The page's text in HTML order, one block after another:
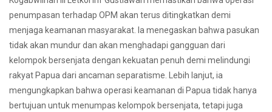
penumpasan terhadap OPM akan terus ditingkatkan demi
menjaga keamanan masyarakat. Ia menegaskan bahwa pasukan
tidak akan mundur dan akan menghadapi gangguan dari
kelompok bersenjata dengan kekuatan penuh demi melindungi
rakyat Papua dari ancaman separatisme. Lebih lanjut, ia
mengungkapkan bahwa operasi keamanan di Papua tidak hanya
bertujuan untuk menumpas kelompok bersenjata, tetapi juga